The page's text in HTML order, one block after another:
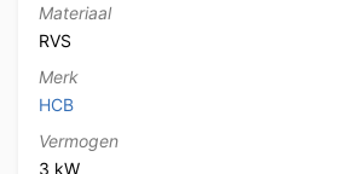
Materiaal
RVS
Merk
HCB
Vermogen
3 kW